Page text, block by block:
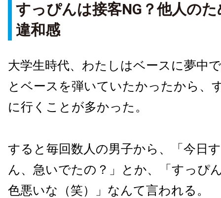
すっぴんは接客NG？他人の
違和感
大学生時代、わたしはベースに夢中
とベースを弾いていたかったから、
に行くことが多かった。
すると毎回数人の男子から、「今日
ん、急いでたの？」とか、「すっぴ
色悪いな（笑）」なんて言われる。